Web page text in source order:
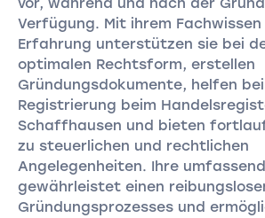
Verfügung. Mit ihrem
Erfahrung unterstützen sie bei
optimalen Rechtsform, erstellen
Gründungsdokumente, helfen
Registrierung beim
Schaffhausen und bieten
zu steuerlichen und rechtlichen
Angelegenheiten. Ihre
gewährleistet einen
Gründungsprozesses und